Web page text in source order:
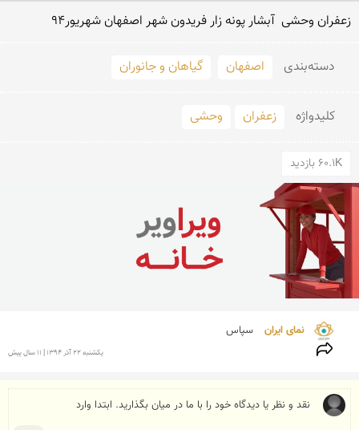
زعفران وحشی  آبشار پونه زار فریدون شهر اصفهان شهریور94
دسته‌بندی اصفهان گیاهان و جانوران
کلید‌واژه زعفران وحشی
60.1K بازدید
نمای ایران سپاس
يكشنبه 22 آذر 1394 | 11 سال پیش